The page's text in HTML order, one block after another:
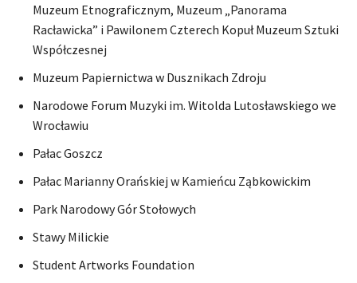
Muzeum Etnograficznym, Muzeum „Panorama
Racławicka” i Pawilonem Czterech Kopuł Muzeum Sztuki
Współczesnej
Muzeum Papiernictwa w Dusznikach Zdroju
Narodowe Forum Muzyki im. Witolda Lutosławskiego we
Wrocławiu
Pałac Goszcz
Pałac Marianny Orańskiej w Kamieńcu Ząbkowickim
Park Narodowy Gór Stołowych
Stawy Milickie
Student Artworks Foundation